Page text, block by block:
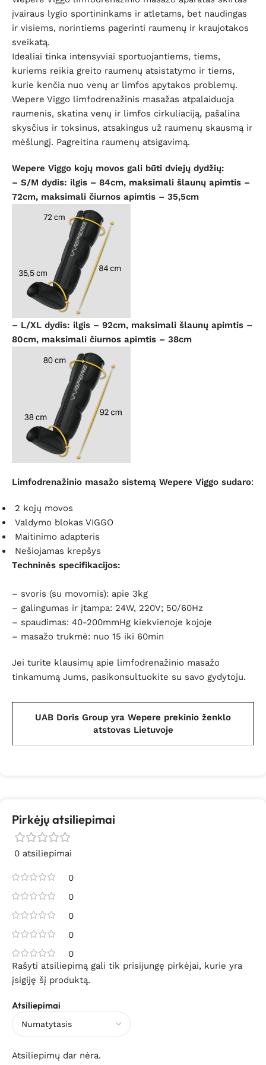
įvairaus lygio sportininkams ir atletams, bet naudingas
ir visiems, norintiems pagerinti raumenų ir kraujotakos
sveikatą.
Idealiai tinka intensyviai sportuojantiems, tiems,
kuriems reikia greito raumenų atsistatymo ir tiems,
kurie kenčia nuo venų ar limfos apytakos problemų.
Wepere Viggo limfodrenažinis masažas atpalaiduoja
raumenis, skatina venų ir limfos cirkuliaciją, pašalina
skysčius ir toksinus, atsakingus už raumenų skausmą ir
mėšlungį. Pagreitina raumenų atsigavimą.
Wepere Viggo kojų movos gali būti dviejų dydžių:
– S/M dydis: ilgis – 84cm, maksimali šlaunų apimtis –
72cm, maksimali čiurnos apimtis – 35,5cm
– L/XL dydis: ilgis – 92cm, maksimali šlaunų apimtis –
80cm, maksimali čiurnos apimtis – 38cm
Limfodrenažinio masažo sistemą Wepere Viggo sudaro:
2 kojų movos
Valdymo blokas VIGGO
Maitinimo adapteris
Nešiojamas krepšys
Techninės specifikacijos:
– svoris (su movomis): apie 3kg
– galingumas ir įtampa: 24W, 220V; 50/60Hz
– spaudimas: 40-200mmHg kiekvienoje kojoje
– masažo trukmė: nuo 15 iki 60min
Jei turite klausimų apie limfodrenažinio masažo
tinkamumą Jums, pasikonsultuokite su savo gydytoju.
UAB Doris Group yra Wepere prekinio ženklo
atstovas Lietuvoje
Pirkėjų atsiliepimai
0 atsiliepimai
0
0
0
0
0
Atsiliepimai
Atsiliepimų dar nėra.
Rašyti atsiliepimą gali tik prisijungę pirkėjai, kurie yra
įsigiję šį produktą.